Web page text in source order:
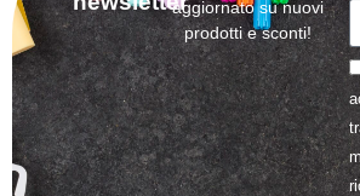
aggiornato su nuovi
prodotti e sconti!